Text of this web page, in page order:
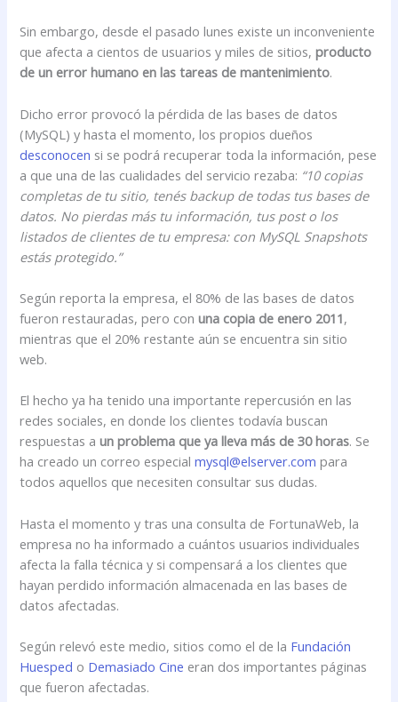
Sin embargo, desde el pasado lunes existe un inconveniente
que afecta a cientos de usuarios y miles de sitios,producto
de un error humano en las tareas de mantenimiento.
Dicho error provocó la pérdida de las bases de datos
(MySQL) y hasta el momento, los propios dueños
desconocen si se podrá recuperar toda la información, pese
a que una de las cualidades del servicio rezaba: “10 copias
completas de tu sitio, tenés backup de todas tus bases de
datos. No pierdas más tu información, tus post o los
listados de clientes de tu empresa: con MySQL Snapshots
estás protegido.”
Según reporta la empresa, el 80% de las bases de datos
fueron restauradas, pero conuna copia de enero 2011,
mientras que el 20% restante aún se encuentra sin sitio
web.
El hecho ya ha tenido una importante repercusión en las
redes sociales, en donde los clientes todavía buscan
respuestas a un problema que ya lleva más de 30 horas. Se
ha creado un correo especialmysql@elserver.com para
todos aquellos que necesiten consultar sus dudas.
Hasta el momento y tras una consulta de FortunaWeb, la
empresa no ha informado a cuántos usuarios individuales
afecta la falla técnica y si compensará a los clientes que
hayan perdido información almacenada en las bases de
datos afectadas.
Según relevó este medio, sitios como el de la Fundación
Huesped o Demasiado Cine eran dos importantes páginas
que fueron afectadas.